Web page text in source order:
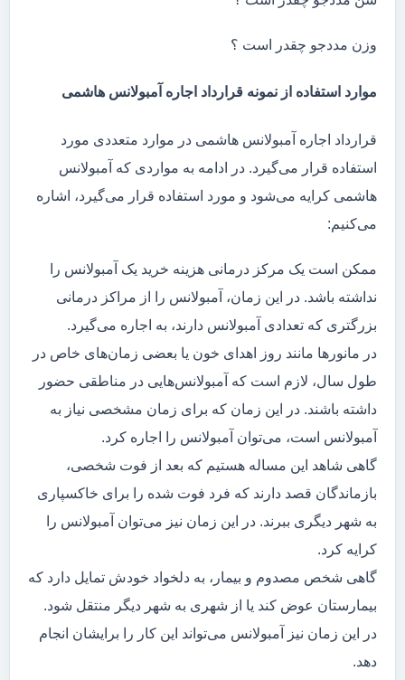
وزن مددجو چقدر است ؟
موارد استفاده از نمونه قرارداد اجاره آمبولانس هاشمی
قرارداد اجاره آمبولانس هاشمی در موارد متعددی مورد
استفاده قرار می‌گیرد. در ادامه به مواردی که آمبولانس
هاشمی کرایه می‌شود و مورد استفاده قرار می‌گیرد، اشاره
می‌کنیم:
ممکن است یک مرکز درمانی هزینه خرید یک آمبولانس را
نداشته باشد. در این زمان، آمبولانس را از مراکز درمانی
بزرگتری که تعدادی آمبولانس دارند، به اجاره می‌گیرد.
در مانور‌ها مانند روز اهدای خون یا بعضی زمان‌های خاص در
طول سال، لازم است که آمبولانس‌هایی در مناطقی حضور
داشته باشند. در این زمان که برای زمان مشخصی نیاز به
آمبولانس است، می‌توان آمبولانس را اجاره کرد.
گاهی شاهد این مساله هستیم که بعد از فوت شخصی،
بازماندگان قصد دارند که فرد فوت شده را برای خاکسپاری
به شهر دیگری ببرند. در این زمان نیز می‌توان آمبولانس را
کرایه کرد.
گاهی شخص مصدوم و بیمار، به دلخواد خودش تمایل دارد که
بیمارستان عوض کند یا از شهری به شهر دیگر منتقل شود.
در این زمان نیز آمبولانس می‌تواند این کار را برایشان انجام
دهد.